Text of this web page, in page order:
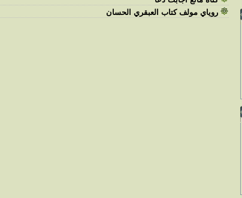
روياي مولف کتاب العبقري الحسان